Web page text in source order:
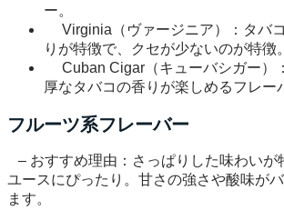
ー。
Virginia（ヴァージニア）：タバ
りが特徴で、クセが少ないのが特徴。
Cuban Cigar（キューバシガー）
厚なタバコの香りが楽しめるフレー
フルーツ系フレーバー
– おすすめ理由：さっぱりした味わいが
ユースにぴったり。甘さの強さや酸味が
ます。